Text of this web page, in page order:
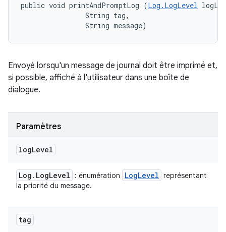
public void printAndPromptLog (Log.LogLevel
                String tag,
                String message)
Envoyé lorsqu'un message de journal doit être imprimé et,
si possible, affiché à l'utilisateur dans une boîte de
dialogue.
Paramètres
logLevel
Log . LogLevel : énumération LogLevel représentant
la priorité du message.
tag